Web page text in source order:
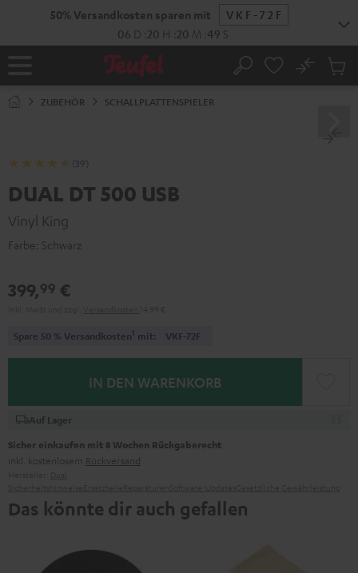
50% Versandkosten sparen mit
VKF-72F
06 D 20 H 20 M 49 S
Startseite Suche
No
ZUBEHÖR SCHALLPLATTENSPIELER
(39)
DUAL DT 500 USB
Vinyl King
Farbe: Schwarz
399,99 €
Spare 50 % Versandkosten1 mit: VKF-72F
IN DEN WARENKORB
Auf Lager
Sicher einkaufen mit 8 Wochen Rückgaberecht
inkl. kostenlosem Rückversand
Das könnte dir auch gefallen